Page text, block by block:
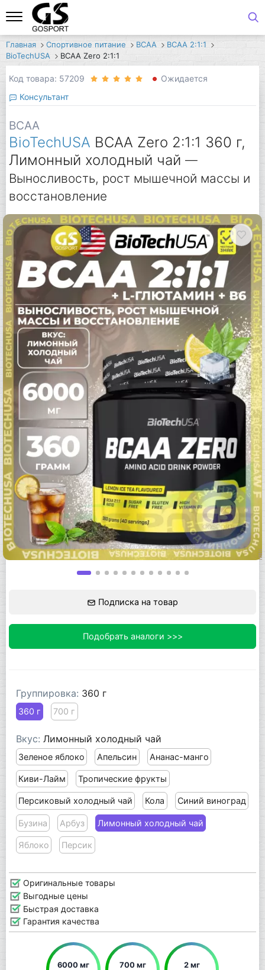
Главная Спортивное питание BCAA
BCAA 2:1:1
BioTechUSA
BCAA Zero 2:1:1
Код товара: 57209
Ожидается
Консультант
BCAA
BioTechUSA BCAA Zero 2:1:1 360 г,
Лимонный холодный чай —
Выносливость, рост мышечной массы и
восстановление
Подписка на товар
Подобрать аналоги >>>
Группировка: 360 г
360 г 700 г
Вкус: Лимонный холодный чай
Зеленое яблоко Апельсин Ананас-манго
Киви-Лайм Тропические фрукты
Персиковый холодный чай Кола Синий виноград
Бузина Арбуз Лимонный холодный чай
Яблоко Персик
Оригинальные товары
Выгодные цены
Быстрая доставка
Гарантия качества
6000 мг 700 мг 2 мг